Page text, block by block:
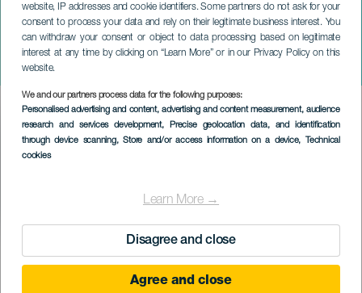
website, IP addresses and cookie identifiers. Some partners do not ask for your
consent to process your data and rely on their legitimate business interest. You
can withdraw your consent or object to data processing based on legitimate
interest at any time by clicking on “Learn More” or in our Privacy Policy on this
website.
We and our partners process data for the following purposes:
Personalised advertising and content, advertising and content measurement, audience
research and services development, Precise geolocation data, and identification
through device scanning, Store and/or access information on a device, Technical
cookies
Learn More →
Disagree and close
Agree and close
Concert van het Canarisch
Jeugdorkest
TENERIFE
Imagen
Listado
EVENEMENT UIT HET VERLEDEN